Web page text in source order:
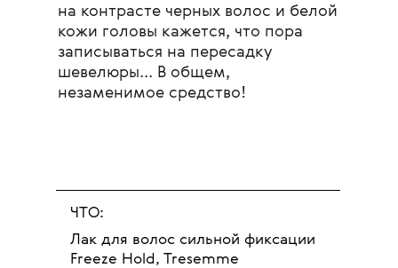
на контрасте черных волос и белой
кожи головы кажется, что пора
записываться на пересадку
шевелюры... В общем,
незаменимое средство!
ЧТО:
Лак для волос сильной фиксации
Freeze Hold, Tresemme